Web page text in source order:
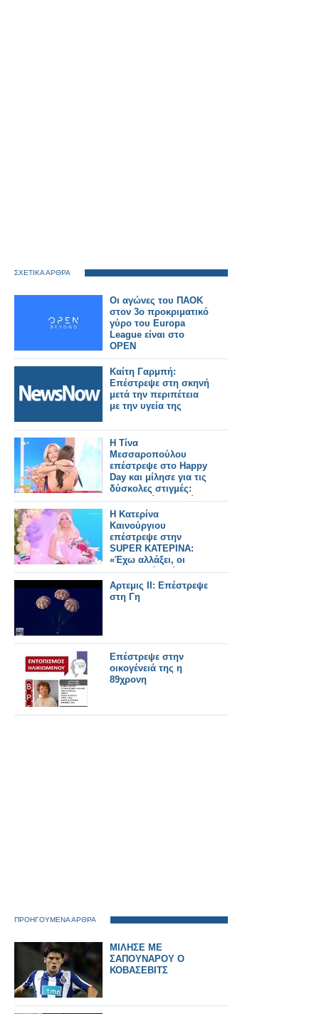
ΣΧΕΤΙΚΑ ΑΡΘΡΑ
Οι αγώνες του ΠΑΟΚ
στον 3ο προκριματικό
γύρο του Europa
League είναι στο
OPEN
Καίτη Γαρμπή:
Επέστρεψε στη σκηνή
μετά την περιπέτεια
με την υγεία της
Η Τίνα
Μεσσαροπούλου
επέστρεψε στο Happy
Day και μίλησε για τις
δύσκολες στιγμές:
«Δεν το εύχομαι ούτε
στον χειρότερο εχθρό
μου»
Η Κατερίνα
Καινούργιου
επέστρεψε στην
SUPER ΚΑΤΕΡΙΝΑ:
«Έχω αλλάξει, οι
προτεραιότητές μου
είναι πλέον
διαφορετικές»
Αρτεμις ΙΙ: Επέστρεψε
στη Γη
Επέστρεψε στην
οικογένειά της η
89χρονη
ΠΡΟΗΓΟΥΜΕΝΑ ΑΡΘΡΑ
ΜΙΛΗΣΕ ΜΕ
ΣΑΠΟΥΝΑΡΟΥ Ο
ΚΟΒΑΣΕΒΙΤΣ